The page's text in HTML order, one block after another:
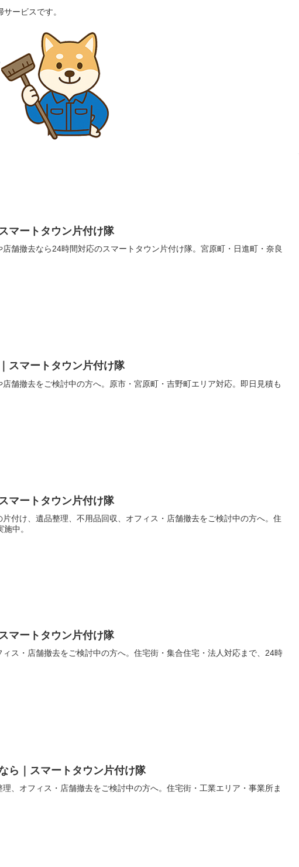
ービスです。
マートタウン片付け隊
舗撤去なら24時間対応のスマートタウン片付け隊。宮原町・日進町・奈良
スマートタウン片付け隊
舗撤去をご検討中の方へ。原市・宮原町・吉野町エリア対応。即日見積も
マートタウン片付け隊
付け、遺品整理、不用品回収、オフィス・店舗撤去をご検討中の方へ。住
中。
マートタウン片付け隊
ス・店舗撤去をご検討中の方へ。住宅街・集合住宅・法人対応まで、24時
ら｜スマートタウン片付け隊
、オフィス・店舗撤去をご検討中の方へ。住宅街・工業エリア・事業所ま